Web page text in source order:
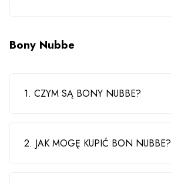
Bony Nubbe
1. CZYM SĄ BONY NUBBE?
2. JAK MOGĘ KUPIĆ BON NUBBE?